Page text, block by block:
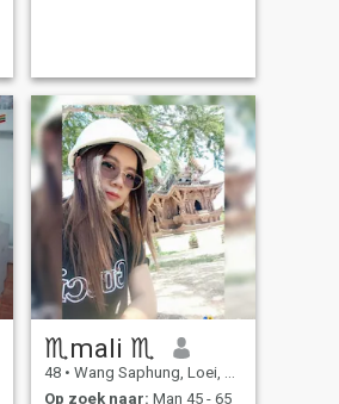
values a sincere relationship.
♏mali ♏
48 • Wang Saphung, Loei, Thailand
Op zoek naar: Man 45 - 65